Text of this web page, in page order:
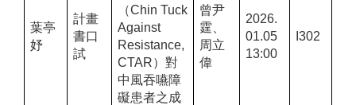
葉亭
妤
計畫
書口
試
（Chin Tuck
Against
Resistance,
CTAR）對
中風吞嚥障
礙患者之成
曾尹
霆、
周立
偉
2026.
01.05
13:00
I302